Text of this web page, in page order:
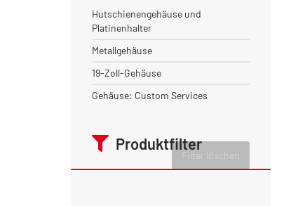
Hutschienengehäuse und
Platinenhalter
Metallgehäuse
19-Zoll-Gehäuse
Gehäuse: Custom Services
Produktfilter
Filter löschen